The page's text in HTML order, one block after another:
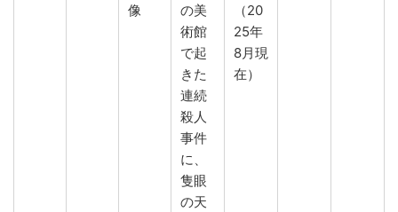
像
の美
術館
で起
きた
連続
殺人
事件
に、
隻眼
の天
（20
25年
8月現
在）